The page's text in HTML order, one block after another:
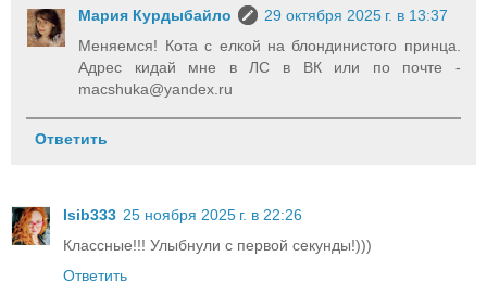
Мария Курдыбайло
29 октября 2025 г. в 13:37
Меняемся! Кота с елкой на блондинистого принца.
Адрес кидай мне в ЛС в ВК или по почте -
macshuka@yandex.ru
Ответить
Isib333 25 ноября 2025 г. в 22:26
Классные!!! Улыбнули с первой секунды!)))
Ответить